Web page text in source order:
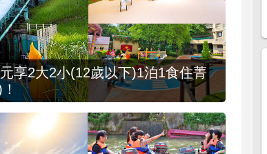
享2大2小(12歲以下)1泊1食住菁